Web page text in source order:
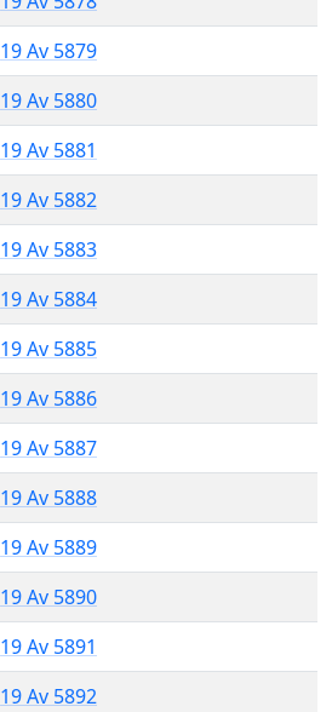
19 Av 5879
19 Av 5880
19 Av 5881
19 Av 5882
19 Av 5883
19 Av 5884
19 Av 5885
19 Av 5886
19 Av 5887
19 Av 5888
19 Av 5889
19 Av 5890
19 Av 5891
19 Av 5892